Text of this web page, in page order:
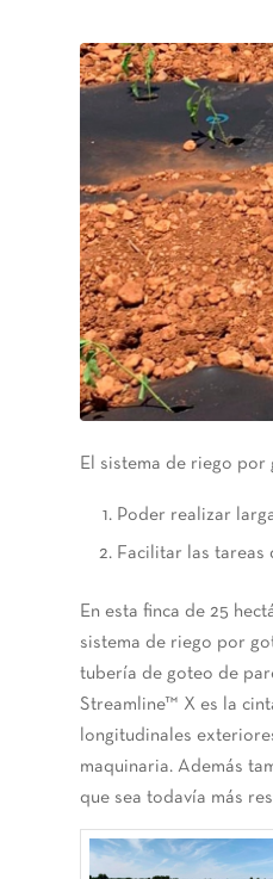
El sistema de riego
Poder realizar
Facilitar las tareas
En esta finca de 25
sistema de riego por
tubería de goteo de
Streamline™ X es la
longitudinales
maquinaria. Además
que sea todavía más